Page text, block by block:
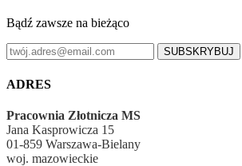
Bądź zawsze na bieżąco
SUBSKRYBUJ
ADRES
Pracownia Złotnicza MS
Jana Kasprowicza 15
01-859 Warszawa-Bielany
woj. mazowieckie